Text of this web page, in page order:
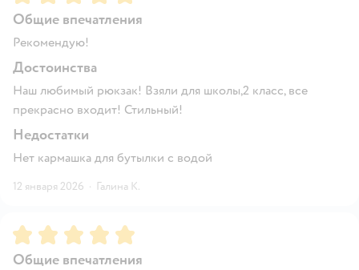
Общие впечатления
Рекомендую!
Достоинства
Наш любимый рюкзак! Взяли для школы,2 класс, все
прекрасно входит! Стильный!
Недостатки
Нет кармашка для бутылки с водой
12 января 2026 · Галина К.
Рейтинг:5
Общие впечатления